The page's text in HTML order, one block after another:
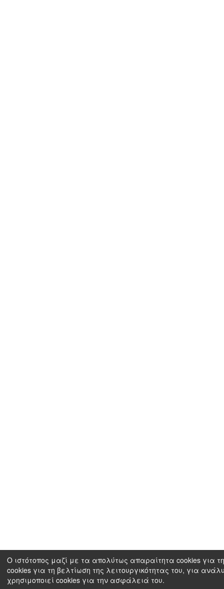
Ο ιστότοπος μαζί με τα απολύτως απαραίτητα cookies για
cookies για τη βελτίωση της λειτουργικότητας του, για
χρησιμοποιεί cookies για την ασφάλειά του.